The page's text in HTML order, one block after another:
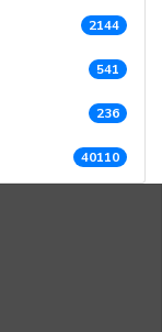
2144
541
236
40110